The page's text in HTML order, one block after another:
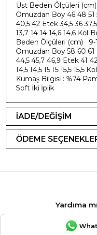
Üst Beden Ölçüleri
Omuzdan Boy 46 48 51
40,5 42 Etek 34,5 36
13,7 14 14 14,6 14,6 Kol
Beden Ölçüleri (cm) 9-10
Omuzdan Boy 58 60 61
44,5 45,7 46,9 Etek 41
14,5 14,5 15 15 15,5 15,5
Kumaş Bilgisi : %74
Soft İki İplik
İADE/DEĞİŞİM
ÖDEME
Yardıma